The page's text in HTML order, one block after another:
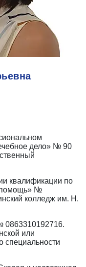
дело» № 90
квалификации по
помощь» №
колледж им. Н.
0863310192716.
или
специальности